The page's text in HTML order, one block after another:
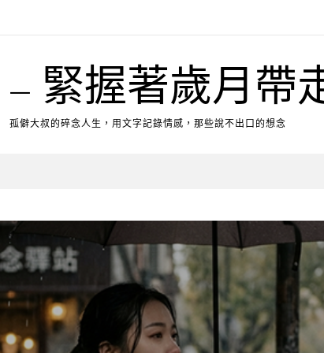
緊握著歲月帶
孤僻大叔的碎念人生，用文字記錄情感，那些說不出口的想念